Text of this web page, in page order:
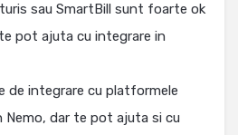
sau SmartBill sunt foarte ok
pot ajuta cu integrare in
de integrare cu platformele
Nemo, dar te pot ajuta si cu